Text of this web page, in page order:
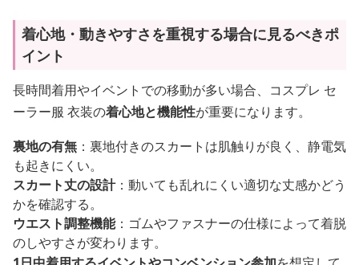
着心地・動きやすさを重視する場合に見るべきポ
イント
長時間着用やイベントでの移動が多い場合、コスプレ セ
ーラー服 衣装の着心地と機能性が重要になります。
裏地の有無 ：裏地付きのスカートは肌触りが良く、静電気
も起きにくい。
スカート丈の設計：動いても乱れにくい適切な丈感かどう
かを確認する。
ウエスト調整機能：ゴムやファスナーの仕様によって着脱
のしやすさが変わります。